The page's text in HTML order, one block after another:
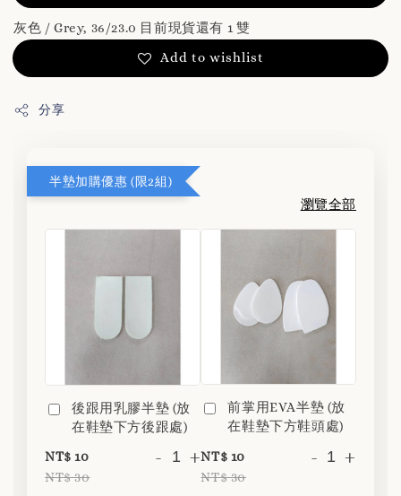
灰色 / Grey, 36/23.0 目前現貨還有 1 雙
Add to wishlist
分享
半墊加購優惠 (限2組)
瀏覽全部
後跟用乳膠半墊 (放
在鞋墊下方後跟處)
NT$ 10
NT$ 30
- +
前掌用EVA半墊 (放
在鞋墊下方鞋頭處)
NT$ 10
NT$ 30
- +